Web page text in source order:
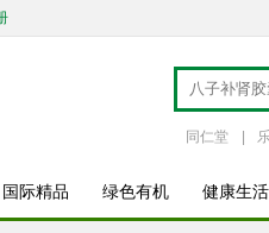
同仁堂
国际精品 绿色有机 健康生活